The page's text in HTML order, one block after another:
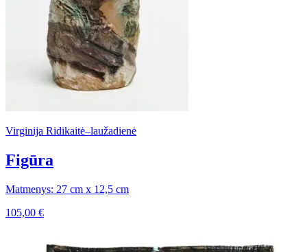
Virginija Ridikaitė–laužadienė
Figūra
Matmenys: 27 cm x 12,5 cm
105,00 €